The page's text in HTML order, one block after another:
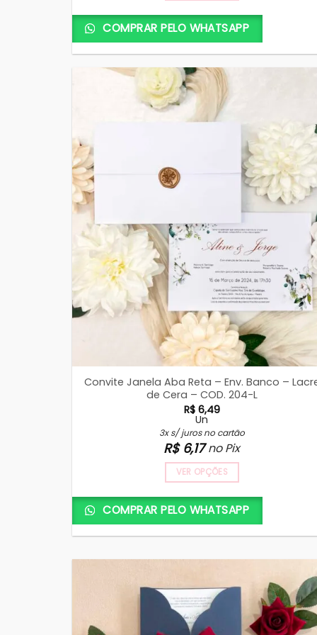
COMPRAR PELO WHATSAPP
Convite Janela Aba Reta – Env. Banco –
de Cera – COD. 204-L
R$6,49
Un
3x s/ juros no cartão
R$6,17 no Pix
VER OPÇÕES
COMPRAR PELO WHATSAPP